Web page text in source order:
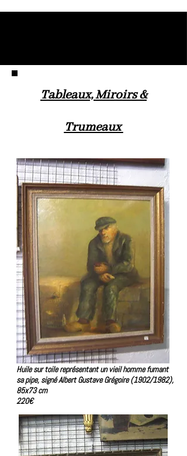
Tableaux, Miroirs &
Trumeaux
Huile sur toile représentant un vieil homme fumant
sa pipe, signé Albert Gustave Grégoire (1902/1982),
85x73 cm
220€